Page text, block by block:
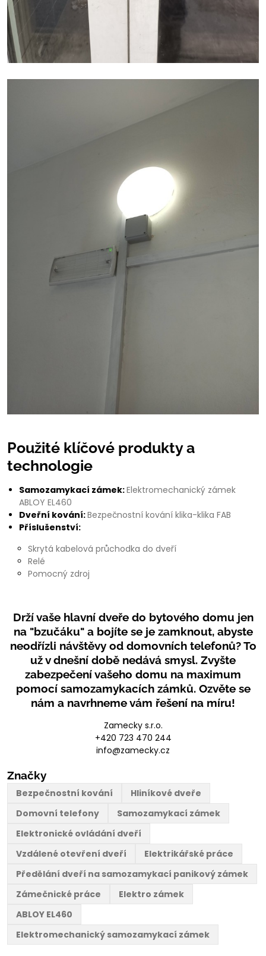
Použité klíčové produkty a
technologie
Samozamykací zámek:Elektromechanický zámek
ABLOY EL460
Dveřní kování:Bezpečnostní kování klika-klika FAB
Příslušenství:
Skrytá kabelová průchodka do dveří
Relé
Pomocný zdroj
Drží vaše hlavní dveře do bytového domu jen
na "bzučáku" a bojíte se je zamknout, abyste
neodřízli návštěvy od domovních telefonů? To
už v dnešní době nedává smysl. Zvyšte
zabezpečení vašeho domu na maximum
pomocí samozamykacích zámků. Ozvěte se
nám a navrhneme vám řešení na míru!
Zamecky s.r.o.
+420 723 470 244
info@zamecky.cz
Značky
Bezpečnostní kování
Hliníkové dveře
Domovní telefony
Samozamykací zámek
Elektronické ovládání dveří
Vzdálené otevření dveří
Elektrikářské práce
Předělání dveří na samozamykací panikový zámek
Zámečnické práce
Elektro zámek
ABLOY EL460
Elektromechanický samozamykací zámek